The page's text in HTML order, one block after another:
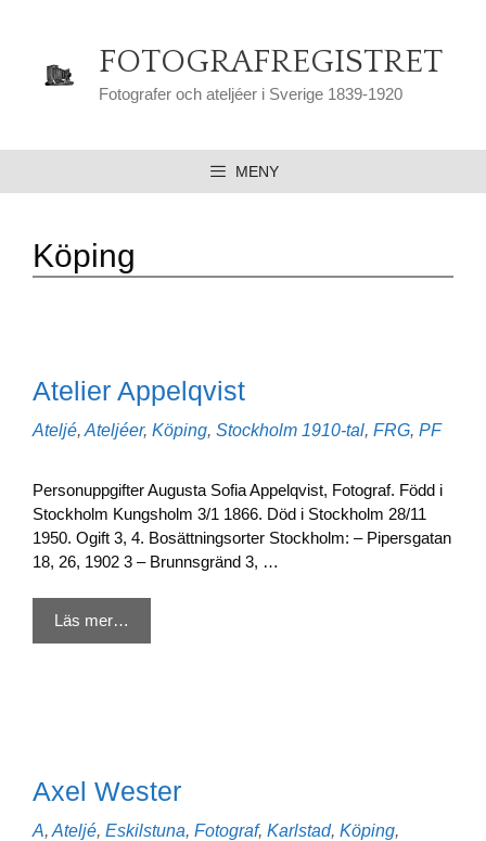
FOTOGRAFREGISTRET
Fotografer och ateljéer i Sverige 1839-1920
MENY
Köping
Atelier Appelqvist
Kategorier
Ateljé, Ateljéer, Köping, Stockholm Etiketter
1910-tal, FRG, PF
Personuppgifter Augusta Sofia Appelqvist, Fotograf. Född i
Stockholm Kungsholm 3/1 1866. Död i Stockholm 28/11
1950. Ogift 3, 4. Bosättningsorter Stockholm: – Pipersgatan
18, 26, 1902 3 – Brunnsgränd 3, …
Läs mer…
Axel Wester
Kategorier
A, Ateljé, Eskilstuna, Fotograf, Karlstad, Köping,